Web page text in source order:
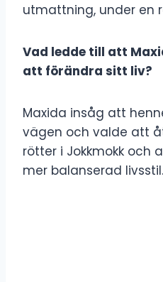
utmattning, under en
Vad ledde till att
att förändra sitt liv?
Maxida insåg att
vägen och valde att
rötter i Jokkmokk och
mer balanserad livsstil.